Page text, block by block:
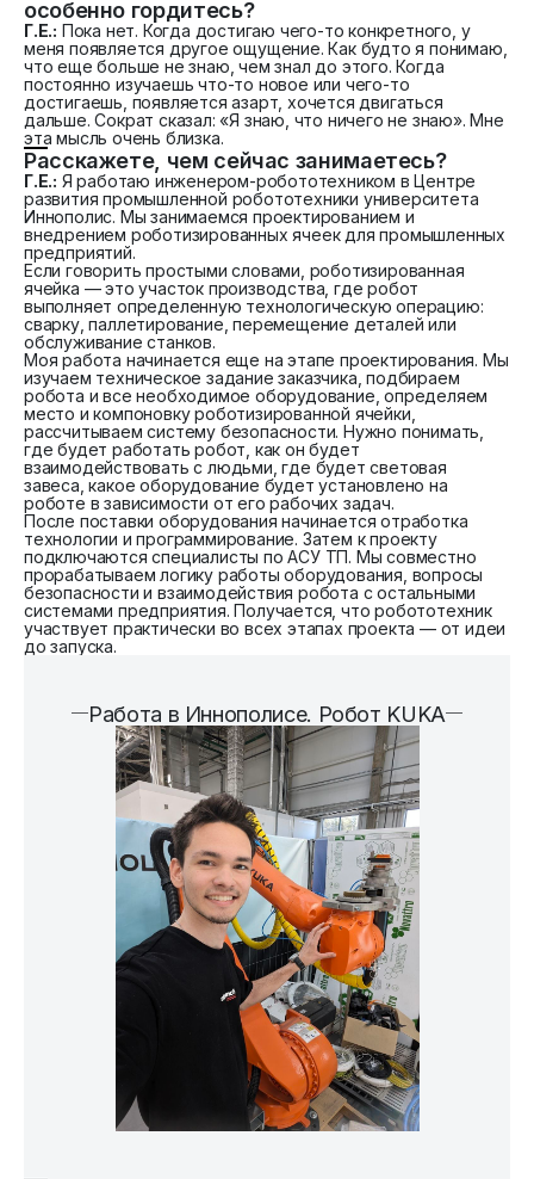
особенно гордитесь?
Г.Е.: Пока нет. Когда достигаю чего-то конкретного, у
меня появляется другое ощущение. Как будто я понимаю,
что еще больше не знаю, чем знал до этого. Когда
постоянно изучаешь что-то новое или чего-то
достигаешь, появляется азарт, хочется двигаться
дальше. Сократ сказал: «Я знаю, что ничего не знаю». Мне
эта мысль очень близка.
Расскажете, чем сейчас занимаетесь?
Г.Е.: Я работаю инженером-робототехником в Центре
развития промышленной робототехники университета
Иннополис. Мы занимаемся проектированием и
внедрением роботизированных ячеек для промышленных
предприятий.
Если говорить простыми словами, роботизированная
ячейка — это участок производства, где робот
выполняет определенную технологическую операцию:
сварку, паллетирование, перемещение деталей или
обслуживание станков.
Моя работа начинается еще на этапе проектирования. Мы
изучаем техническое задание заказчика, подбираем
робота и все необходимое оборудование, определяем
место и компоновку роботизированной ячейки,
рассчитываем систему безопасности. Нужно понимать,
где будет работать робот, как он будет
взаимодействовать с людьми, где будет световая
завеса, какое оборудование будет установлено на
роботе в зависимости от его рабочих задач.
После поставки оборудования начинается отработка
технологии и программирование. Затем к проекту
подключаются специалисты по АСУ ТП. Мы совместно
прорабатываем логику работы оборудования, вопросы
безопасности и взаимодействия робота с остальными
системами предприятия. Получается, что робототехник
участвует практически во всех этапах проекта — от идеи
до запуска.
Работа в Иннополисе. Робот KUKA